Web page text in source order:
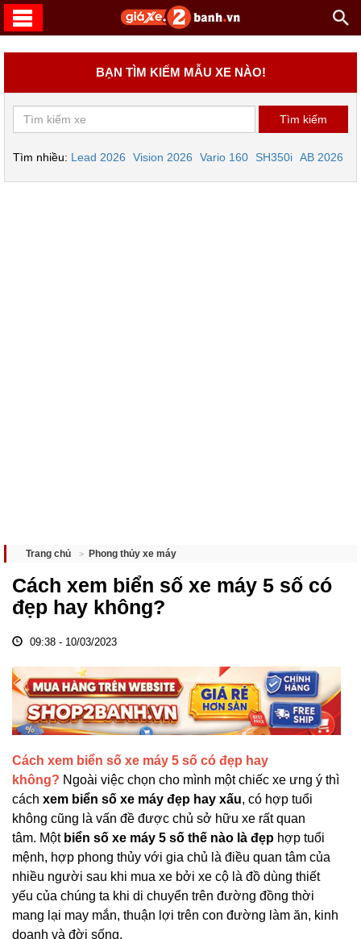
BẠN TÌM KIẾM MẪU XE NÀO!
Tìm nhiều: Lead 2026 Vision 2026 Vario 160 SH350i AB 2026
Trang chủ Phong thủy xe máy
Cách xem biển số xe máy 5 số có
đẹp hay không?
09:38 - 10/03/2023
Cách xem biển số xe máy 5 số có đẹp hay
không? Ngoài việc chọn cho mình một chiếc xe ưng ý thì
cách xem biển số xe máy đẹp hay xấu, có hợp tuổi
không cũng là vấn đề được chủ sở hữu xe rất quan
tâm. Một biển số xe máy 5 số thế nào là đẹp hợp tuổi
mệnh, hợp phong thủy với gia chủ là điều quan tâm của
nhiều người sau khi mua xe bởi xe cộ là đồ dùng thiết
yếu của chúng ta khi di chuyển trên đường đồng thời
mang lại may mắn, thuận lợi trên con đường làm ăn, kinh
doanh và đời sống.